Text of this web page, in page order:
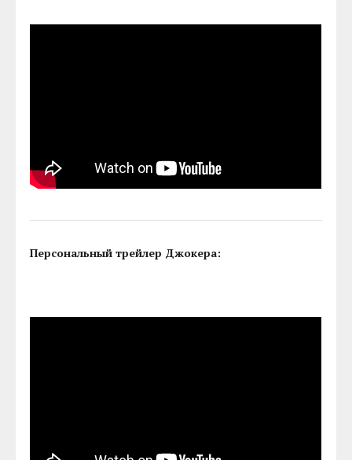
Персональный трейлер Джокера: